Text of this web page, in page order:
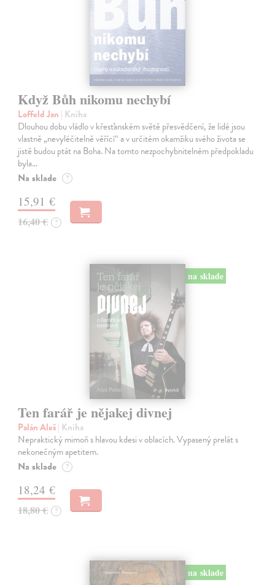
Když Bůh nikomu nechybí
Loffeld Jan | Kniha
Dlouhou dobu vládlo v křesťanském světě přesvědčení, že lidé jsou
vlastně „nevyléčitelně věřící“ a v určitém okamžiku svého života se
jistě budou ptát na Boha. Na tomto nezpochybnitelném předpokladu
byla…
Na sklade ?
15,91 €
16,40 € ?
na sklade
Ten farář je nějakej divnej
Palán Aleš| Kniha
Nepraktický mimoň s hlavou kdesi v oblacích. Vypasený prelát s
nekonečným apetitem.
Na sklade ?
18,24 €
18,80 € ?
na sklade